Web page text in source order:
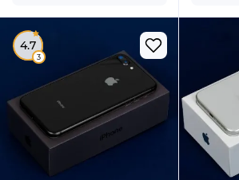
4.7
3